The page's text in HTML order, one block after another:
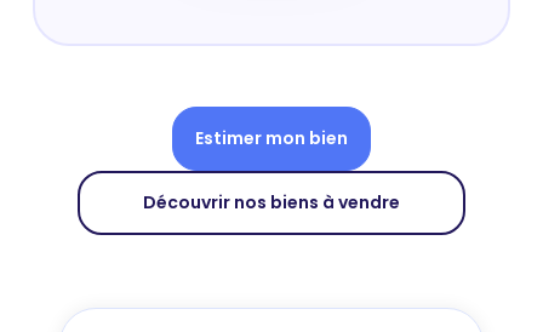
Estimer mon bien
Découvrir nos biens à vendre